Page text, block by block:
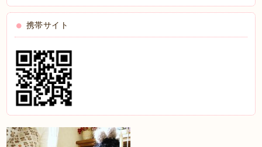
携帯サイト